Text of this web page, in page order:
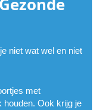
niet wat wel en niet
met
houden. Ook krijg je